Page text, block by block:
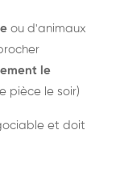
ou d'animaux
le
pièce le soir)
et doit